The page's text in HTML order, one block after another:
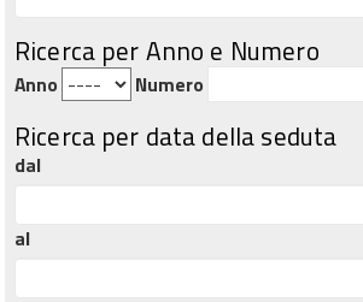
Ricerca per Anno e Numero
Anno Numero
Ricerca per data della seduta
dal
al